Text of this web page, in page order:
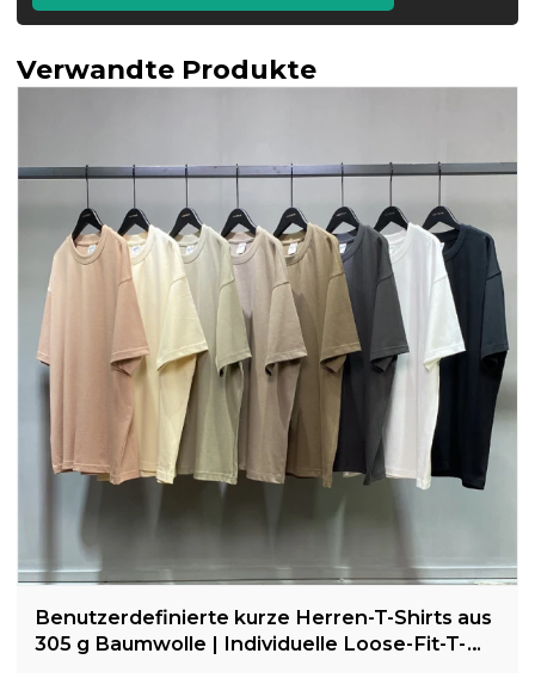
Verwandte Produkte
Benutzerdefinierte kurze Herren-T-Shirts aus
305 g Baumwolle | Individuelle Loose-Fit-T-